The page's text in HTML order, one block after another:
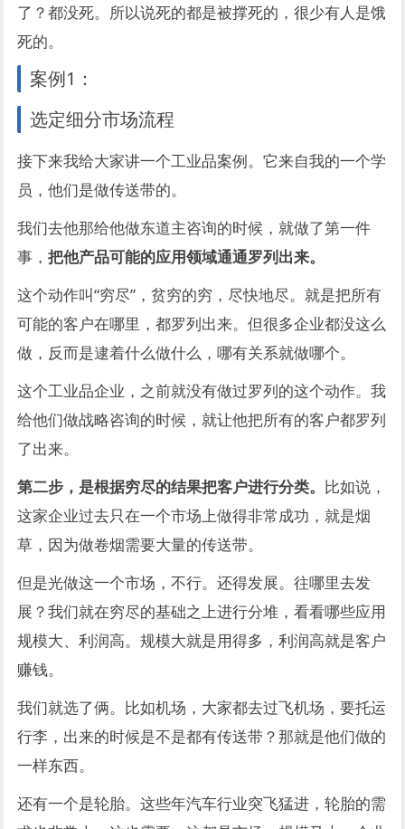
了？都没死。所以说死的都是被撑死的，很少有人是饿
死的。
案例1：
选定细分市场流程
接下来我给大家讲一个工业品案例。它来自我的一个学
员，他们是做传送带的。
我们去他那给他做东道主咨询的时候，就做了第一件
事，把他产品可能的应用领域通通罗列出来。
这个动作叫“穷尽”，贫穷的穷，尽快地尽。就是把所有
可能的客户在哪里，都罗列出来。但很多企业都没这么
做，反而是逮着什么做什么，哪有关系就做哪个。
这个工业品企业，之前就没有做过罗列的这个动作。我
给他们做战略咨询的时候，就让他把所有的客户都罗列
了出来。
第二步，是根据穷尽的结果把客户进行分类。 比如说，
这家企业过去只在一个市场上做得非常成功，就是烟
草，因为做卷烟需要大量的传送带。
但是光做这一个市场，不行。还得发展。往哪里去发
展？我们就在穷尽的基础之上进行分堆，看看哪些应用
规模大、利润高。规模大就是用得多，利润高就是客户
赚钱。
我们就选了俩。比如机场，大家都去过飞机场，要托运
行李，出来的时候是不是都有传送带？那就是他们做的
一样东西。
还有一个是轮胎。这些年汽车行业突飞猛进，轮胎的需